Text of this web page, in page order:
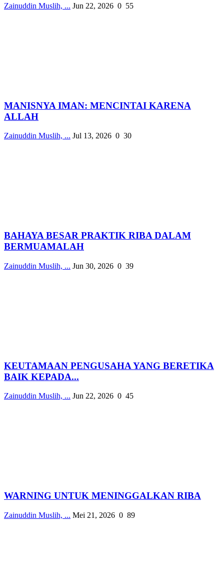
Zainuddin Muslih, ... Jun 22, 2026 0 55
MANISNYA IMAN: MENCINTAI KARENA
ALLAH
Zainuddin Muslih, ... Jul 13, 2026 0 30
BAHAYA BESAR PRAKTIK RIBA DALAM
BERMUAMALAH
Zainuddin Muslih, ... Jun 30, 2026 0 39
KEUTAMAAN PENGUSAHA YANG BERETIKA
BAIK KEPADA...
Zainuddin Muslih, ... Jun 22, 2026 0 45
WARNING UNTUK MENINGGALKAN RIBA
Zainuddin Muslih, ... Mei 21, 2026 0 89